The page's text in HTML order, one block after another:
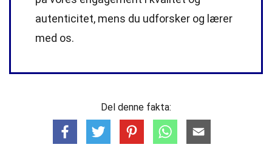
autenticitet, mens du udforsker og lærer
med os.
Del denne fakta: